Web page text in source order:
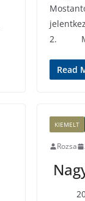
2.
Read
KIEMELT
Rozsa